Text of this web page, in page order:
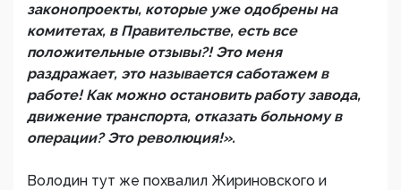
законопроекты, которые уже одобрены на
комитетах, в Правительстве, есть все
положительные отзывы?! Это меня
раздражает, это называется саботажем в
работе! Как можно остановить работу завода,
движение транспорта, отказать больному в
операции? Это революция!».
Володин тут же похвалил Жириновского и